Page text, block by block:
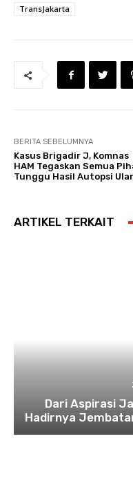
TransJakarta
BERITA SEBELUMNYA
Kasus Brigadir J, Komnas
HAM Tegaskan Semua
Tunggu Hasil Autopsi
ARTIKEL TERKAIT
Dari Aspirasi
Hadirnya